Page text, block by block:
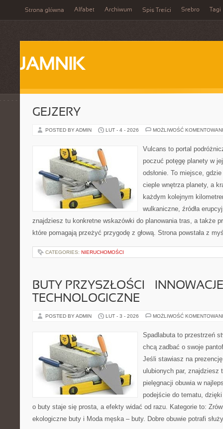
Strona główna Alfabet Archiwum Spis Treści Srebro Tagi
JAMNIK
GEJZERY
POSTED BY ADMIN LUT - 4 - 2026 MOŻLIWOŚĆ
Vulcans to portal
poczuć potęgę planety w
odsłonie. To miejsce,
cieple wnętrza planety, a
każdym kolejnym
wulkaniczne, źródła
znajdziesz tu konkretne wskazówki do planowania tras, a także
które pomagają przeżyć przygodę z głową. Strona powstała z
CATEGORIES: NIERUCHOMOŚCI
BUTY PRZYSZŁOŚCI – INNOWACJE
TECHNOLOGICZNE
POSTED BY ADMIN LUT - 3 - 2026 MOŻLIWOŚĆ
Spadlabuta to przestrzeń
chcą zadbać o swoje
Jeśli stawiasz na
ulubionych par, znajdziesz
pielęgnacji obuwia w
podejście do tematu,
o buty staje się prosta, a efekty widać od razu. Kategorie to:
ekologiczne buty i Moda męska – buty. Dobre obuwie potrafi